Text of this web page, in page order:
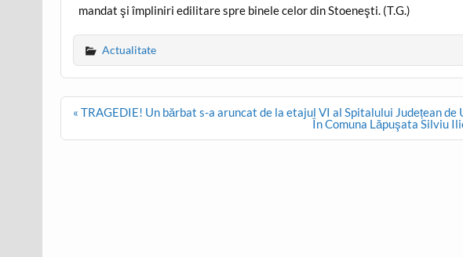
mandat şi împliniri edilitare spre binele celor din Stoeneşti. (T.G.)
Actualitate
Post
« TRAGEDIE! Un bărbat s-a aruncat de la etajul VI al Spitalului Județean de
În Comuna Lăpuşata Silviu